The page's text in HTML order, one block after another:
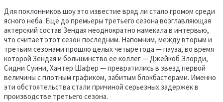
Для поклонников шоу это известие вряд ли стало громом среди
ясного неба. Еще до премьеры третьего сезона возглавляющая
актерский состав Зендая неоднократно намекала в интервью,
что считает этот сезон последним. Напомним, между вторым и
третьим сезонами прошло целых четыре года — пауза, во время
которой Зендая и большинство ее коллег — Джейкоб Элорди,
Сидни Суини, Хантер Шафер — превратились в звезд первой
величины с плотным графиком, забитым блокбастерами. Именно
эти обстоятельства стали причиной серьезных задержек в
производстве третьего сезона.